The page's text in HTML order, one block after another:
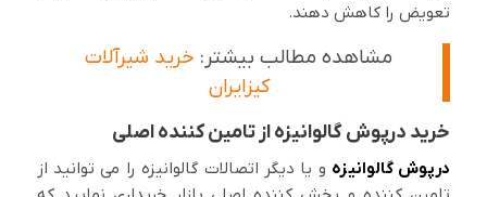
تعویض را کاهش دهند.
مشاهده مطالب بیشتر: خرید شیرآلات
کیزایران
خرید درپوش گالوانیزه از تامین کننده اصلی
درپوش گالوانیزه و یا دیگر اتصالات گالوانیزه را می توانید از